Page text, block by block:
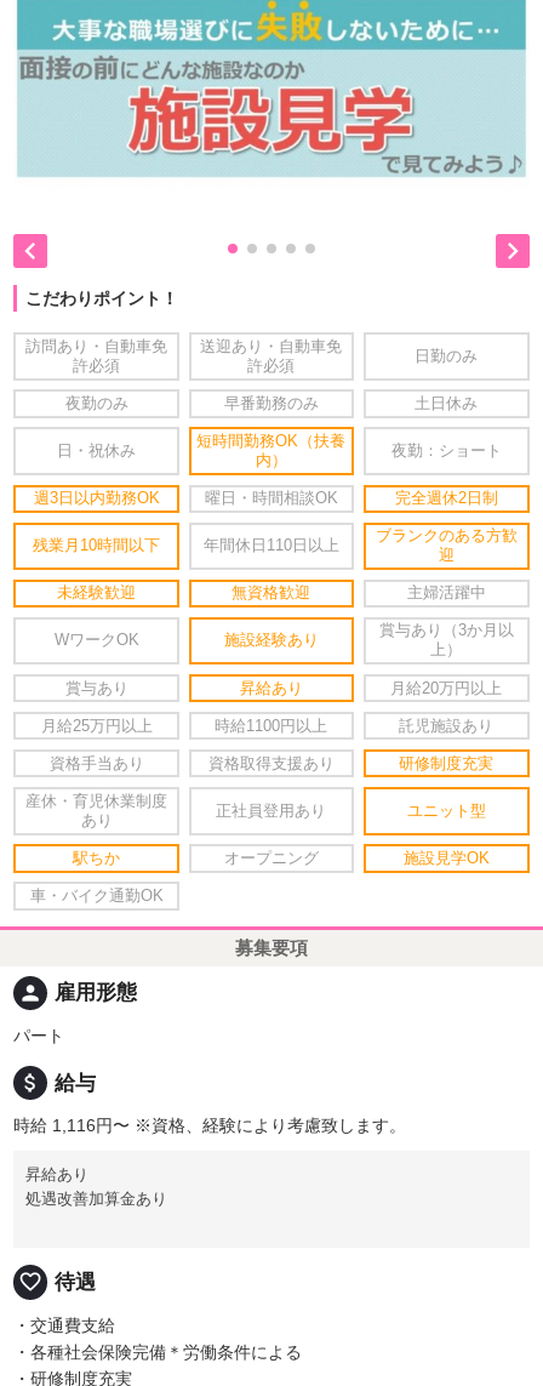
 
こだわりポイント！
訪問あり・自動車免
許必須
送迎あり・自動車免
許必須
日勤のみ
夜勤のみ 早番勤務のみ 土日休み
日・祝休み
短時間勤務OK（扶養
内）
夜勤：ショート
週3日以内勤務OK 曜日・時間相談OK 完全週休2日制
残業月10時間以下 年間休日110日以上
ブランクのある方歓
迎
未経験歓迎 無資格歓迎 主婦活躍中
WワークOK 施設経験あり
賞与あり（3か月以
上）
賞与あり 昇給あり 月給20万円以上
月給25万円以上 時給1100円以上 託児施設あり
資格手当あり 資格取得支援あり 研修制度充実
産休・育児休業制度
あり
正社員登用あり ユニット型
駅ちか オープニング 施設見学OK
車・バイク通勤OK
募集要項
person 雇用形態
パート
attach_money 給与
時給 1,116円〜 ※資格、経験により考慮致します。
昇給あり
処遇改善加算金あり
favorite_border 待遇
・交通費支給
・各種社会保険完備＊労働条件による
・研修制度充実